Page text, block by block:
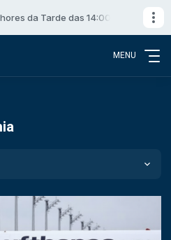
da Tarde das 14:00 às 17:00
MENU